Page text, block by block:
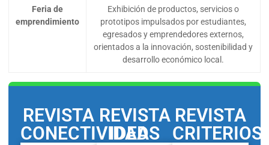
Feria de
emprendimiento
Exhibición de productos, servicios o
prototipos impulsados por estudiantes,
egresados y emprendedores externos,
orientados a la innovación, sostenibilidad y
desarrollo económico local.
REVISTA
CONECTIVIDAD
REVISTA
IDEAS
REVISTA
CRITERIOS